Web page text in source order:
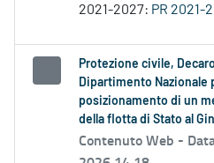
2021-2027: PR 2021-
Protezione civile,
Dipartimento Nazionale
posizionamento di un
della flotta di Stato al
Contenuto Web -